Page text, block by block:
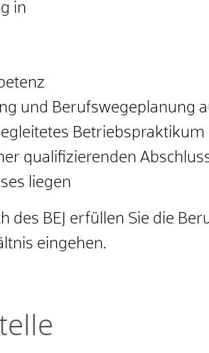
in
und Berufswegeplanung
Betriebspraktikum
qualifizierenden
liegen
des BEJ erfüllen Sie die
eingehen.